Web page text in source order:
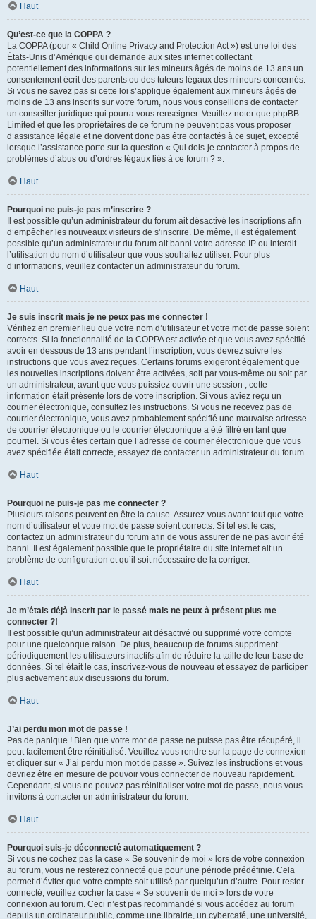
Haut
Qu’est-ce que la COPPA ?
La COPPA (pour « Child Online Privacy and Protection Act ») est une loi des
États-Unis d’Amérique qui demande aux sites internet collectant
potentiellement des informations sur les mineurs âgés de moins de 13 ans un
consentement écrit des parents ou des tuteurs légaux des mineurs concernés.
Si vous ne savez pas si cette loi s’applique également aux mineurs âgés de
moins de 13 ans inscrits sur votre forum, nous vous conseillons de contacter
un conseiller juridique qui pourra vous renseigner. Veuillez noter que phpBB
Limited et que les propriétaires de ce forum ne peuvent pas vous proposer
d’assistance légale et ne doivent donc pas être contactés à ce sujet, excepté
lorsque l’assistance porte sur la question « Qui dois-je contacter à propos de
problèmes d’abus ou d’ordres légaux liés à ce forum ? ».
Haut
Pourquoi ne puis-je pas m’inscrire ?
Il est possible qu’un administrateur du forum ait désactivé les inscriptions afin
d’empêcher les nouveaux visiteurs de s’inscrire. De même, il est également
possible qu’un administrateur du forum ait banni votre adresse IP ou interdit
l’utilisation du nom d’utilisateur que vous souhaitez utiliser. Pour plus
d’informations, veuillez contacter un administrateur du forum.
Haut
Je suis inscrit mais je ne peux pas me connecter !
Vérifiez en premier lieu que votre nom d’utilisateur et votre mot de passe soient
corrects. Si la fonctionnalité de la COPPA est activée et que vous avez spécifié
avoir en dessous de 13 ans pendant l’inscription, vous devrez suivre les
instructions que vous avez reçues. Certains forums exigeront également que
les nouvelles inscriptions doivent être activées, soit par vous-même ou soit par
un administrateur, avant que vous puissiez ouvrir une session ; cette
information était présente lors de votre inscription. Si vous aviez reçu un
courrier électronique, consultez les instructions. Si vous ne recevez pas de
courrier électronique, vous avez probablement spécifié une mauvaise adresse
de courrier électronique ou le courrier électronique a été filtré en tant que
pourriel. Si vous êtes certain que l’adresse de courrier électronique que vous
avez spécifiée était correcte, essayez de contacter un administrateur du forum.
Haut
Pourquoi ne puis-je pas me connecter ?
Plusieurs raisons peuvent en être la cause. Assurez-vous avant tout que votre
nom d’utilisateur et votre mot de passe soient corrects. Si tel est le cas,
contactez un administrateur du forum afin de vous assurer de ne pas avoir été
banni. Il est également possible que le propriétaire du site internet ait un
problème de configuration et qu’il soit nécessaire de la corriger.
Haut
Je m’étais déjà inscrit par le passé mais ne peux à présent plus me
connecter ?!
Il est possible qu’un administrateur ait désactivé ou supprimé votre compte
pour une quelconque raison. De plus, beaucoup de forums suppriment
périodiquement les utilisateurs inactifs afin de réduire la taille de leur base de
données. Si tel était le cas, inscrivez-vous de nouveau et essayez de participer
plus activement aux discussions du forum.
Haut
J’ai perdu mon mot de passe !
Pas de panique ! Bien que votre mot de passe ne puisse pas être récupéré, il
peut facilement être réinitialisé. Veuillez vous rendre sur la page de connexion
et cliquer sur « J’ai perdu mon mot de passe ». Suivez les instructions et vous
devriez être en mesure de pouvoir vous connecter de nouveau rapidement.
Cependant, si vous ne pouvez pas réinitialiser votre mot de passe, nous vous
invitons à contacter un administrateur du forum.
Haut
Pourquoi suis-je déconnecté automatiquement ?
Si vous ne cochez pas la case « Se souvenir de moi » lors de votre connexion
au forum, vous ne resterez connecté que pour une période prédéfinie. Cela
permet d’éviter que votre compte soit utilisé par quelqu’un d’autre. Pour rester
connecté, veuillez cocher la case « Se souvenir de moi » lors de votre
connexion au forum. Ceci n’est pas recommandé si vous accédez au forum
depuis un ordinateur public, comme une librairie, un cybercafé, une université,